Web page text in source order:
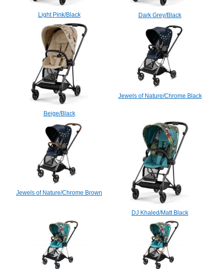
Light Pink/Black Dark Grey/Black
Beige/Black
Jewels of Nature/Chrome Black
Jewels of Nature/Chrome Brown
DJ Khaled/Matt Black